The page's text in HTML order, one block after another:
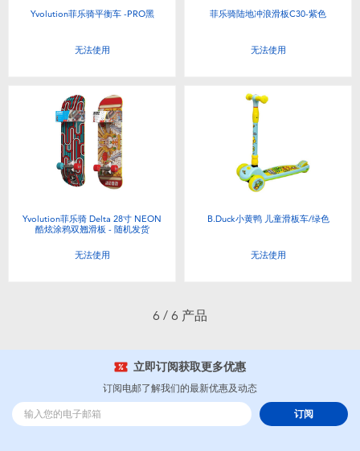
毛绒公仔玩具
夏日
婴儿及学前玩具
电池
Yvolution菲乐骑平衡车 -PRO黑
无法使用
菲乐骑陆地冲浪滑板C30-紫色
无法使用
Yvolution菲乐骑 Delta 28寸 NEON
酷炫涂鸦双翘滑板 - 随机发货
无法使用
B.Duck小黄鸭 儿童滑板车/绿色
无法使用
6 / 6 产品
立即订阅获取更多优惠
订阅电邮了解我们的最新优惠及动态
订阅